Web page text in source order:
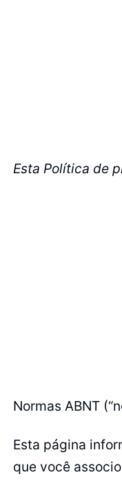
Esta Política de
Normas ABNT
Esta página
que você